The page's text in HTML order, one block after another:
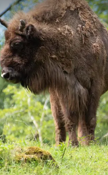
NATUR &
Tierische Bewohner
Natur & Artenschutz